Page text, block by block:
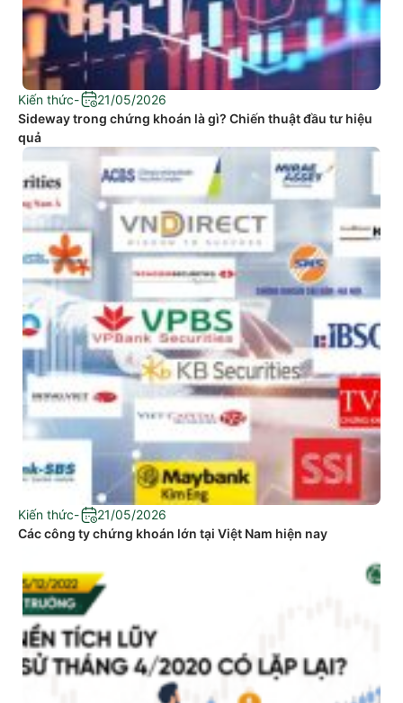
Kiến thức-
21/05/2026
Sideway trong chứng khoán là gì? Chiến thuật đầu tư hiệu
quả
Kiến thức-
21/05/2026
Các công ty chứng khoán lớn tại Việt Nam hiện nay